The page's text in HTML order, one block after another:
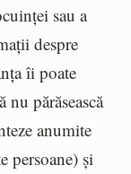
sau a
despre
îi poate
părăsească
anumite
persoane) și